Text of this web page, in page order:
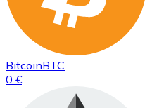
BitcoinBTC
0 €